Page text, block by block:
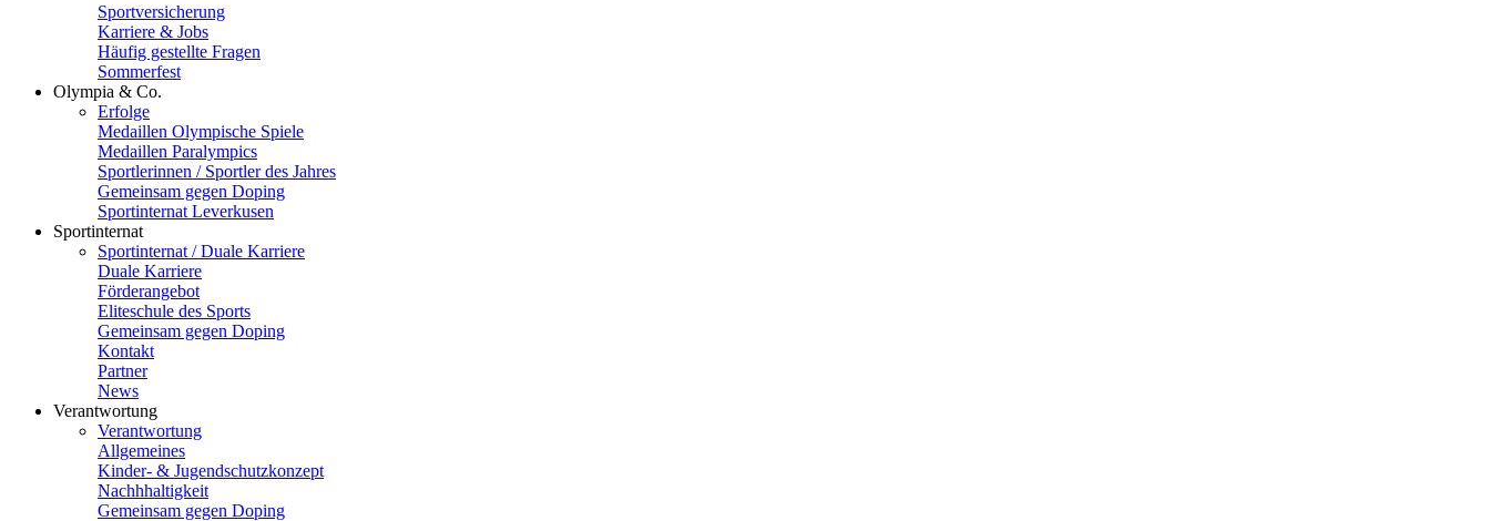
Sportversicherung
Karriere & Jobs
Häufig gestellte Fragen
Sommerfest
Olympia & Co.
Erfolge
Medaillen Olympische Spiele
Medaillen Paralympics
Sportlerinnen / Sportler des Jahres
Gemeinsam gegen Doping
Sportinternat Leverkusen
Sportinternat
Sportinternat / Duale Karriere
Duale Karriere
Förderangebot
Eliteschule des Sports
Gemeinsam gegen Doping
Kontakt
Partner
News
Verantwortung
Verantwortung
Allgemeines
Kinder- & Jugendschutzkonzept
Nachhhaltigkeit
Gemeinsam gegen Doping